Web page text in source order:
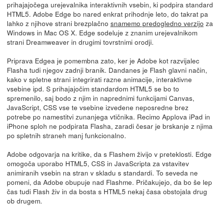
prihajajočega urejevalnika interaktivnih vsebin, ki podpira standard
HTML5. Adobe Edge bo nared enkrat prihodnje leto, do takrat pa
lahko z njihove strani brezplačno snamemo predogledno verzijo za
Windows in Mac OS X. Edge sodeluje z znanim urejevalnikom
strani Dreamweaver in drugimi tovrstnimi orodji.
Priprava Edgea je pomembna zato, ker je Adobe kot razvijalec
Flasha tudi njegov zadnji branik. Dandanes je Flash glavni način,
kako v spletne strani integrirati razne animacije, interaktivne
vsebine ipd. S prihajajočim standardom HTML5 se bo to
spremenilo, saj bodo z njim in naprednimi funkcijami Canvas,
JavaScript, CSS vse te vsebine izvedene neposredne brez
potrebe po namestitvi zunanjega vtičnika. Recimo Applova iPad in
iPhone sploh ne podpirata Flasha, zaradi česar je brskanje z njima
po spletnih straneh manj funkcionalno.
Adobe odgovarja na kritike, da s Flashem živijo v preteklosti. Edge
omogoča uporabo HTML5, CSS in JavaScripta za vstavitev
animiranih vsebin na stran v skladu s standardi. To seveda ne
pomeni, da Adobe obupuje nad Flashme. Pričakujejo, da bo še lep
čas tudi Flash živ in da bosta s HTML5 nekaj časa obstojala drug
ob drugem.